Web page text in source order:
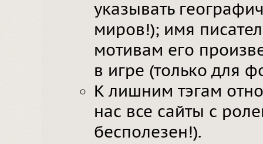
указывать
миров!); имя
мотивам его
в игре (только для
К лишним тэгам
нас все сайты с
бесполезен!).